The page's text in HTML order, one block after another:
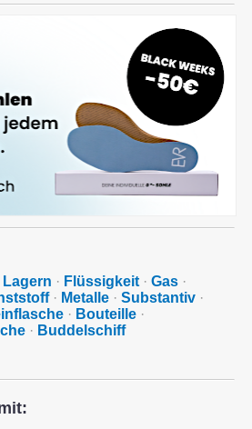
Lagern · Flüssigkeit · Gas ·
· Metalle · Substantiv ·
· Bouteille ·
· Buddelschiff